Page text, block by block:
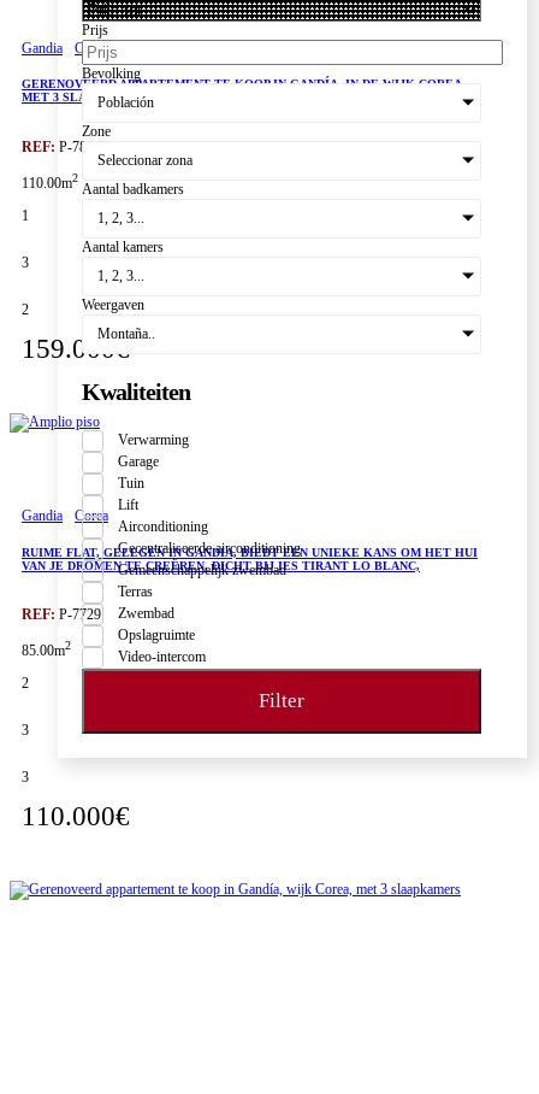
Prijs
Bevolking
Población
Zone
Seleccionar zona
Aantal badkamers
1, 2, 3...
Aantal kamers
1, 2, 3...
Weergaven
Montaña..
Kwaliteiten
Verwarming
Garage
Tuin
Lift
Airconditioning
Gecentraliseerde airconditioning
Gemeenschappelijk zwembad
Terras
Zwembad
Opslagruimte
Video-intercom
Filter
Gandia Corea
GERENOVEERD APPARTEMENT TE KOOP IN GANDÍA, IN DE WIJK COREA,
MET 3 SLAAPKAMERS, LIFT EN VLAKBIJ HET CENTRUM
REF: P-7853
110.00m2
1
3
2
159.000€
Gandia Corea
RUIME FLAT, GELEGEN IN GANDIA, BIEDT EEN UNIEKE KANS OM HET HUIS
VAN JE DROMEN TE CREËREN. DICHT BIJ IES TIRANT LO BLANC,
REF: P-7729
85.00m2
2
3
3
110.000€